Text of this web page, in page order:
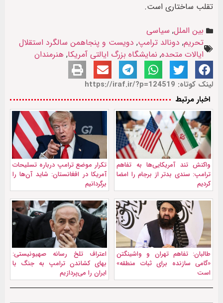
تقلب ساختاری است.
بین الملل, سیاسی
تحریم, دونالد ترامپ, دویست و پنجاهمن سالگرد استقلال
ایالات متحده, نمایشگاه بزرگ ایالتی آمریکا, هنرمندان
لینک کوتاه: https://iraf.ir/?p=124519
اخبار مرتبط
واکنش تند آمریکایی‌ها به تفاهم
ترامپ: سندی بدتر از برجام را امضا
کردیم
تکرار موضع ترامپ درباره تسلیحات
آمریکا در افغانستان: شايد آن‌ها را
برگردانیم
طالبان: تفاهم تهران و واشینگتن
«گامی سازنده برای ثبات منطقه»
است
اعتراف تلخ رسانه صهیونیستی:
بهای کشاندن ترامپ به جنگ با
ایران را می‌پردازیم